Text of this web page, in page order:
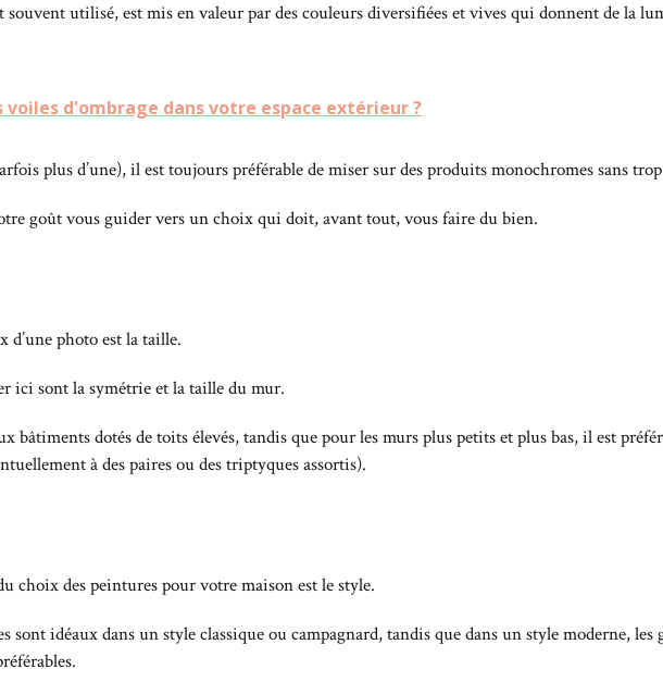
utilisé, est mis en valeur par des couleurs diversifiées et vives qui donnent de la
d'ombrage dans votre espace extérieur ?
plus d’une), il est toujours préférable de miser sur des produits monochromes sans
goût vous guider vers un choix qui doit, avant tout, vous faire du bien.
photo est la taille.
ici sont la symétrie et la taille du mur.
bâtiments dotés de toits élevés, tandis que pour les murs plus petits et plus bas, il est
à des paires ou des triptyques assortis).
choix des peintures pour votre maison est le style.
sont idéaux dans un style classique ou campagnard, tandis que dans un style moderne, les